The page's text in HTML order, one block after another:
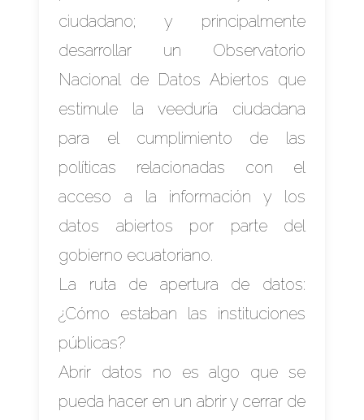
ciudadano; y principalmente
desarrollar un Observatorio
Nacional de Datos Abiertos que
estimule la veeduría ciudadana
para el cumplimiento de las
políticas relacionadas con el
acceso a la información y los
datos abiertos por parte del
gobierno ecuatoriano.
La ruta de apertura de datos:
¿Cómo estaban las instituciones
públicas?
Abrir datos no es algo que se
pueda hacer en un abrir y cerrar de